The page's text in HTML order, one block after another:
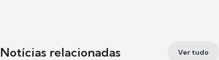
Notícias relacionadas Ver tudo